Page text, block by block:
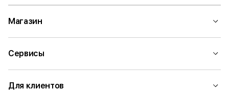
Магазин
Сервисы
Для клиентов